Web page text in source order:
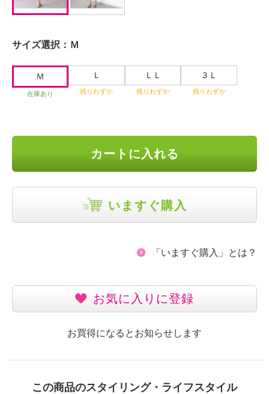
サイズ選択： Ｍ
Ｍ
在庫あり
Ｌ
残りわずか
ＬＬ
残りわずか
３Ｌ
残りわずか
カートに入れる
いますぐ購入
「いますぐ購入」とは？
お気に入りに登録
お買得になるとお知らせします
この商品のスタイリング・ライフスタイル